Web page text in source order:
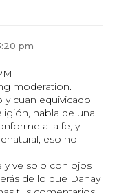
pm
moderation.
cuan equivicado
habla de una
a la fe, y
eso no
y ve solo con ojos
de lo que Danay